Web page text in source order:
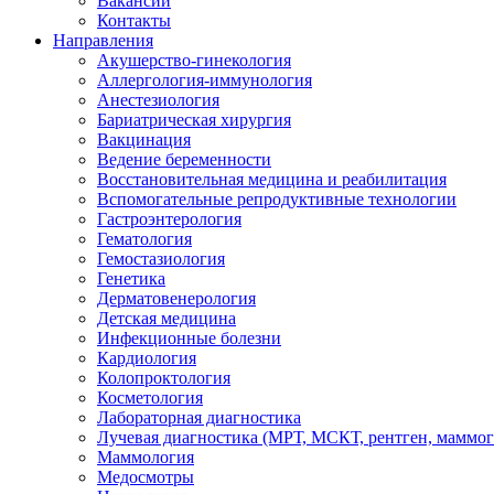
Контакты
Направления
Акушерство-гинекология
Аллергология-иммунология
Анестезиология
Бариатрическая хирургия
Вакцинация
Ведение беременности
Восстановительная медицина и реабилитация
Вспомогательные репродуктивные технологии
Гастроэнтерология
Гематология
Гемостазиология
Генетика
Дерматовенерология
Детская медицина
Инфекционные болезни
Кардиология
Колопроктология
Косметология
Лабораторная диагностика
Лучевая диагностика (МРТ, МСКТ, рентген,
Маммология
Медосмотры